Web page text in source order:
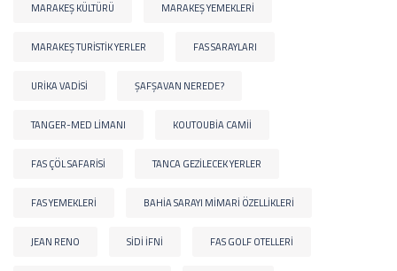
MARAKEŞ KÜLTÜRÜ MARAKEŞ YEMEKLERI
MARAKEŞ TURISTIK YERLER FAS SARAYLARI
URIKA VADISI ŞAFŞAVAN NEREDE?
TANGER-MED LIMANI KOUTOUBIA CAMII
FAS ÇÖL SAFARISI TANCA GEZILECEK YERLER
FAS YEMEKLERI BAHIA SARAYI MIMARI ÖZELLIKLERI
JEAN RENO SIDI IFNI FAS GOLF OTELLERI